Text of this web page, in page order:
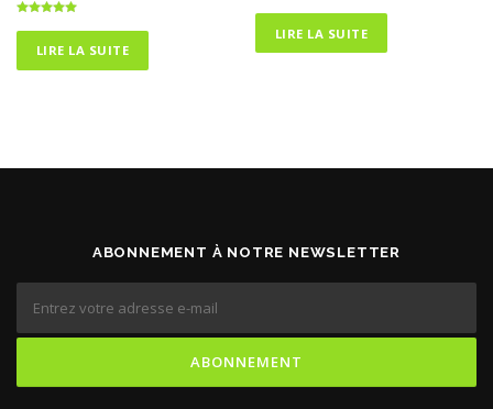
5.00
sur 5LIRE LA SUITE
LIRE LA SUITE
ABONNEMENT À NOTRE NEWSLETTER